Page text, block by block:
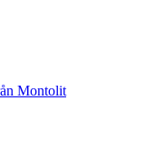
Montolit